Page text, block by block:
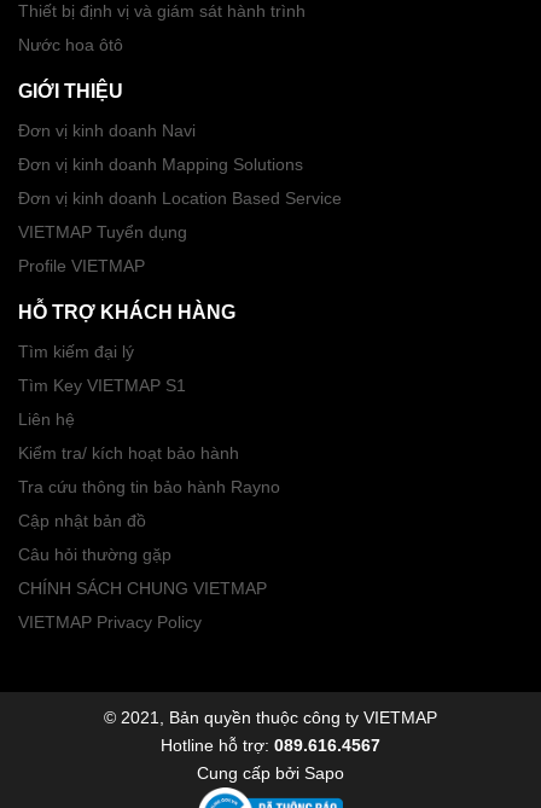
Thiết bị định vị và giám sát hành trình
Nước hoa ôtô
GIỚI THIỆU
Đơn vị kinh doanh Navi
Đơn vị kinh doanh Mapping Solutions
Đơn vị kinh doanh Location Based Service
VIETMAP Tuyển dụng
Profile VIETMAP
HỖ TRỢ KHÁCH HÀNG
Tìm kiếm đại lý
Tìm Key VIETMAP S1
Liên hệ
Kiểm tra/ kích hoạt bảo hành
Tra cứu thông tin bảo hành Rayno
Cập nhật bản đồ
Câu hỏi thường gặp
CHÍNH SÁCH CHUNG VIETMAP
VIETMAP Privacy Policy
© 2021, Bản quyền thuộc công ty VIETMAP
Hotline hỗ trợ: 089.616.4567
Cung cấp bởi Sapo